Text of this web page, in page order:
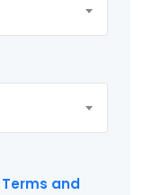
Terms and